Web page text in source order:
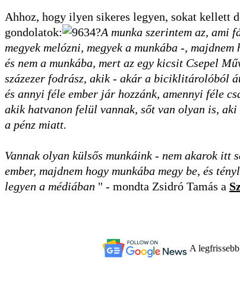
Ahhoz, hogy ilyen sikeres legyen, sokat kellett
gondolatok:
?A munka szerintem az, ami
megyek melózni, megyek a munkába -,
és nem a munkába, mert az egy kicsit Csepel
százezer fodrász, akik - akár a biciklitárolóból
és annyi féle ember jár hozzánk, amennyi féle
akik hatvanon felül vannak, sőt van olyan is,
a pénz miatt.
Vannak olyan külsős munkáink - nem akarok itt
ember, majdnem hogy munkába megy be, és
legyen a médiában " - mondta Zsidró Tamás a
A